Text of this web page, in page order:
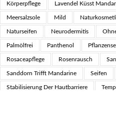
Körperpflege Lavendel Küsst
Meersalzsole Mild
Naturseifen Neurodermitis
Palmölfrei Panthenol
Rosaceapflege Rosenrausch
Sanddorn Trifft Mandarine Seifen
Stabilisierung Der Hautbarriere